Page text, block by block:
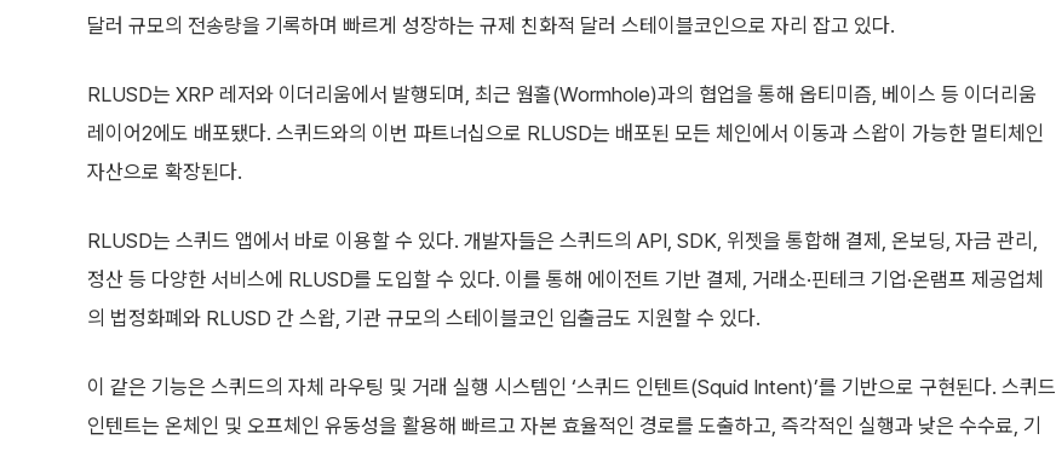
달러 규모의 전송량을 기록하며 빠르게 성장하는 규제 친화적 달러 스테이블코인으로 자리 잡고 있다.
RLUSD는 XRP 레저와 이더리움에서 발행되며, 최근 웜홀(Wormhole)과의 협업을 통해 옵티미즘, 베이스 등 이더리움
레이어2에도 배포됐다. 스퀴드와의 이번 파트너십으로 RLUSD는 배포된 모든 체인에서 이동과 스왑이 가능한 멀티체인
자산으로 확장된다.
RLUSD는 스퀴드 앱에서 바로 이용할 수 있다. 개발자들은 스퀴드의 API, SDK, 위젯을 통합해 결제, 온보딩, 자금 관리,
정산 등 다양한 서비스에 RLUSD를 도입할 수 있다. 이를 통해 에이전트 기반 결제, 거래소·핀테크 기업·온램프 제공업체
의 법정화폐와 RLUSD 간 스왑, 기관 규모의 스테이블코인 입출금도 지원할 수 있다.
이 같은 기능은 스퀴드의 자체 라우팅 및 거래 실행 시스템인 ‘스퀴드 인텐트(Squid Intent)’를 기반으로 구현된다. 스퀴드
인텐트는 온체인 및 오프체인 유동성을 활용해 빠르고 자본 효율적인 경로를 도출하고, 즉각적인 실행과 낮은 수수료, 기